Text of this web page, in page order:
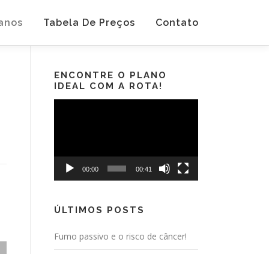
Tabela De Preços Contato
ENCONTRE O PLANO
IDEAL COM A ROTA!
00:00 00:41
ÚLTIMOS POSTS
Fumo passivo e o risco de câncer!